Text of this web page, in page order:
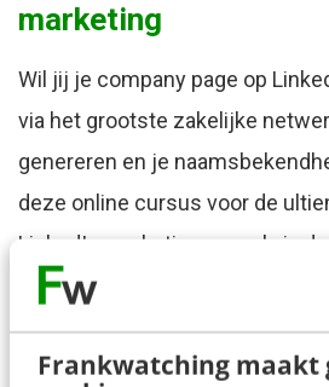
Frankwatching maakt
marketing
Wil jij je company page op
via het grootste zakelijke
genereren en je
deze online cursus voor de
LinkedIn marketing, zowel via
de persoonlijke profielen van
hier meer info of meld je direct
deelname. Meer weten?